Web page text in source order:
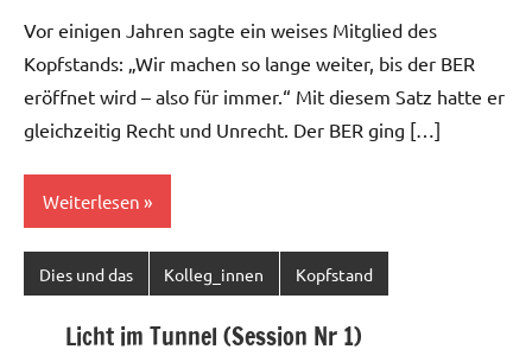
Vor einigen Jahren sagte ein weises Mitglied des
Kopfstands: „Wir machen so lange weiter, bis der BER
eröffnet wird – also für immer.“ Mit diesem Satz hatte er
gleichzeitig Recht und Unrecht. Der BER ging […]
Weiterlesen
Dies und das Kolleg_innen Kopfstand
Licht im Tunnel (Session Nr 1)